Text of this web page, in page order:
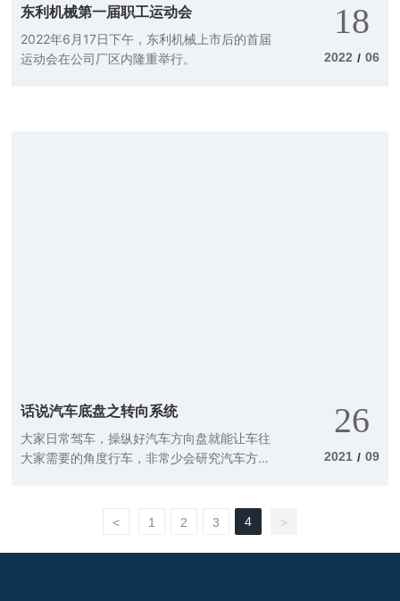
东利机械第一届职工运动会
2022年6月17日下午，东利机械上市后的首届
运动会在公司厂区内隆重举行。
18
2022 / 06
话说汽车底盘之转向系统
大家日常驾车，操纵好汽车方向盘就能让车往
大家需要的角度行车，非常少会研究汽车方向
26
2021 / 09
< 1 2 3 4 >